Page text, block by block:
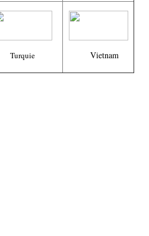
Turquie
Vietnam